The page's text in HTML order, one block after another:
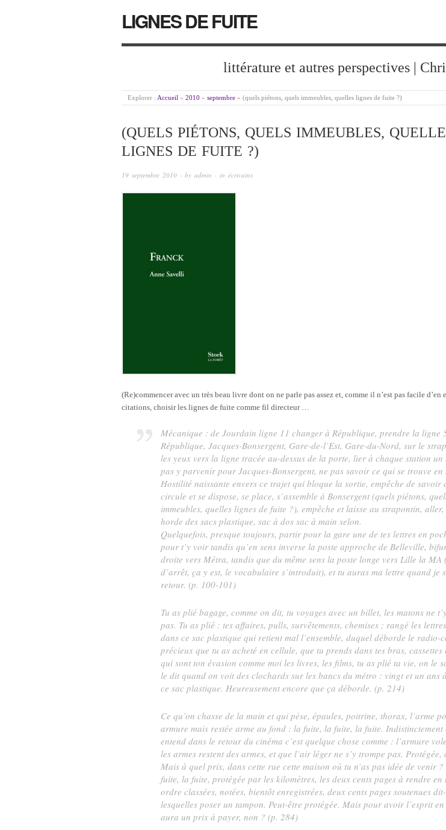
LIGNES DE FUITE
littérature et autres perspectives |
Explorer : Accueil » 2010 » septembre » (quels piétons, quels immeubles, quelles lignes de fuite ?)
(QUELS PIÉTONS, QUELS IMMEUBLES,
LIGNES DE FUITE ?)
19 septembre 2010 · by admin · in écrivains
(Re)commencer avec un très beau livre dont on ne parle pas assez et, comme il n’est pas facile d’en
citations, choisir les lignes de fuite comme fil directeur …
Mécanique : de Jourdain ligne 11 changer à République, prendre la ligne
République, Jacques-Bonsergent, Gare-de-l’Est, Gare-du-Nord, sur le
les yeux vers la ligne tracée au-dessus de la porte, lier à chaque station un
pas y parvenir pour Jacques-Bonsergent, ne pas savoir ce qui se trouve en
Hostilité naissante envers ce trajet qui bloque la sortie, empêche de savoir
circule et se dispose, se place, s’assemble à Bonsergent (quels piétons,
immeubles, quelles lignes de fuite ?), empêche et laisse au strapontin,
horde des sacs plastique, sac à dos sac à main selon.
Quelquefois, presque toujours, partir pour la gare une de tes lettres en
pour t’y voir tandis qu’en sens inverse la poste approche de Belleville,
droite vers Métra, tandis que du même sens la poste longe vers Lille la MA
d’arrêt, ça y est, le vocabulaire s’introduit), et tu auras ma lettre quand je
retour. (p. 100-101)
Tu as plié bagage, comme on dit, tu voyages avec un billet, les matons ne
pas. Tu as plié : tes affaires, pulls, survêtements, chemises ; rangé les
dans ce sac plastique qui retient mal l’ensemble, duquel déborde le radio-
précieux que tu as acheté en cellule, que tu prends dans tes bras, cassettes
qui sont ton évasion comme moi les livres, les films, tu as plié ta vie, on le
le dit quand on voit des clochards sur les bancs du métro : vingt et un ans
ce sac plastique. Heureusement encore que ça déborde. (p. 214)
Ce qu’on chasse de la main et qui pèse, épaules, poitrine, thorax, l’arme
armure mais restée arme au fond : la fuite, la fuite, la fuite. Indistinctement
entend dans le retour du cinéma c’est quelque chose comme : l’armure
les armes restent des armes, et que l’air léger ne s’y trompe pas. Protégée,
Mais à quel prix, dans cette rue cette maison où tu n’as pas idée de venir
fuite, la fuite, protégée par les kilomètres, les deux cents pages à rendre en
ordre classées, notées, bientôt enregistrées, deux cents pages soutenues
lesquelles poser un tampon. Peut-être protégée. Mais pour avoir l’esprit
aura un prix à payer, non ? (p. 284)